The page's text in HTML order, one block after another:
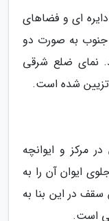
ای و فضاهای
به صورت دو
نمای ضلع شرقی
شده است.
مرکز و ایوانچه
ایوان آن را به
در این بنا به
است.